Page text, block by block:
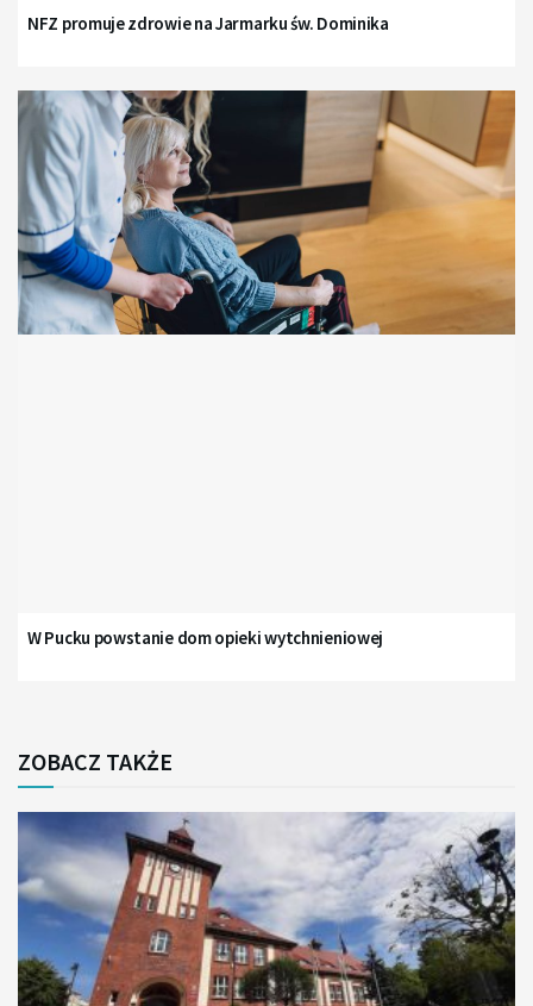
NFZ promuje zdrowie na Jarmarku św. Dominika
W Pucku powstanie dom opieki wytchnieniowej
ZOBACZ TAKŻE